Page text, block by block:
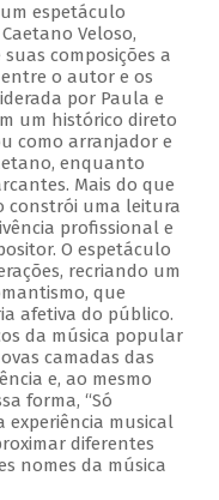
espetáculo
Veloso,
composições a
o autor e os
por Paula e
um histórico direto
como arranjador e
enquanto
Mais do que
constrói uma leitura
profissional e
O espetáculo
recriando um
que
afetiva do público.
da música popular
camadas das
e, ao mesmo
forma, “Só
experiência musical
diferentes
nomes da música